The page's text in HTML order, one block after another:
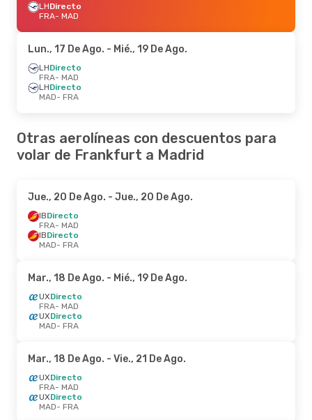
LHDirecto
FRA- MAD
Lun., 17 De Ago. - Mié., 19 De Ago.
LHDirecto
FRA- MAD
LHDirecto
MAD- FRA
Otras aerolíneas con descuentos para
volar de Frankfurt a Madrid
Jue., 20 De Ago. - Jue., 20 De Ago.
IBDirecto
FRA- MAD
IBDirecto
MAD- FRA
Mar., 18 De Ago. - Mié., 19 De Ago.
UXDirecto
FRA- MAD
UXDirecto
MAD- FRA
Mar., 18 De Ago. - Vie., 21 De Ago.
UXDirecto
FRA- MAD
UXDirecto
MAD- FRA